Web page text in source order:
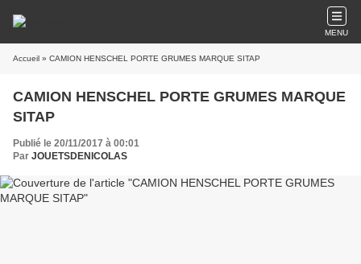
MENU
Accueil » CAMION HENSCHEL PORTE GRUMES MARQUE SITAP
CAMION HENSCHEL PORTE GRUMES MARQUE
SITAP
Publié le 20/11/2017 à 00:01
Par JOUETSDENICOLAS